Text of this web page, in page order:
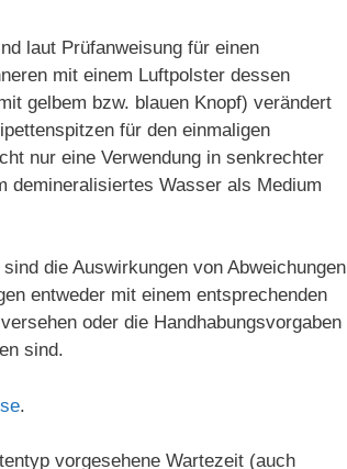
laut Prüfanweisung für einen
mit einem Luftpolster dessen
gelbem bzw. blauen Knopf) verändert
für den einmaligen
nur eine Verwendung in senkrechter
demineralisiertes Wasser als Medium
die Auswirkungen von Abweichungen
entweder mit einem entsprechenden
oder die Handhabungsvorgaben
sind.
.
vorgesehene Wartezeit (auch